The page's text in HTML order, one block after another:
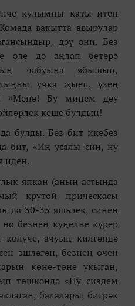
кулымны каты итеп
вакытта авырулар
дәү әни. Без
әле дә аңлап бетерә
чабуына ябышып,
учка җыеп, үзең
«Менә! Бу минем дәу
кеше булдың!
булды. Без бит икебез
бит, «Иң усалы син, ну
идең.
япкан (аның астында
крутой прическасы
да 30-35 яшьлек, синең
безнең куңелне күрер
көлүче, ачуың килгәндә
эшләгән, безнең өчен
көне-төне укыган,
төшкәндә «Ну сиздем
балалары, бигрәк